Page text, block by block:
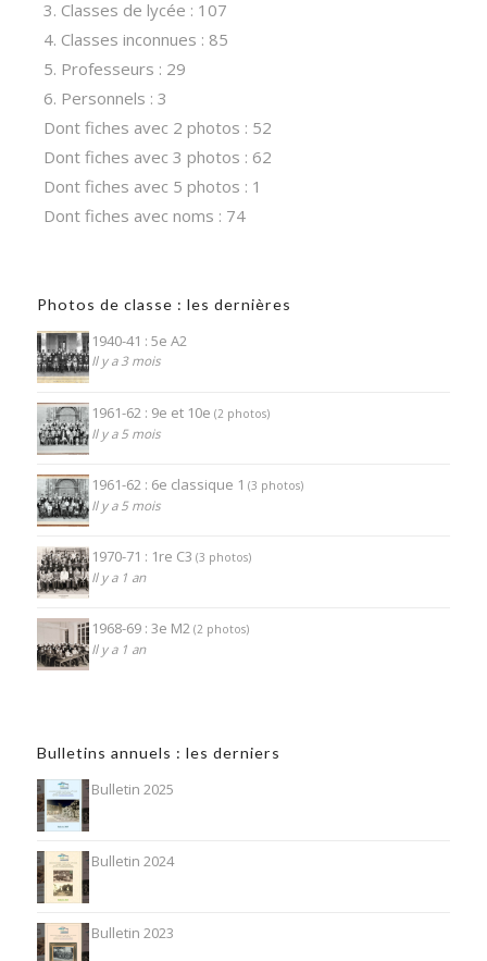
3. Classes de lycée : 107
4. Classes inconnues : 85
5. Professeurs : 29
6. Personnels : 3
Dont fiches avec 2 photos : 52
Dont fiches avec 3 photos : 62
Dont fiches avec 5 photos : 1
Dont fiches avec noms : 74
Photos de classe : les dernières
1940-41 : 5e A2
Il y a 3 mois
1961-62 : 9e et 10e (2 photos)
Il y a 5 mois
1961-62 : 6e classique 1 (3 photos)
Il y a 5 mois
1970-71 : 1re C3 (3 photos)
Il y a 1 an
1968-69 : 3e M2 (2 photos)
Il y a 1 an
Bulletins annuels : les derniers
Bulletin 2025
Bulletin 2024
Bulletin 2023